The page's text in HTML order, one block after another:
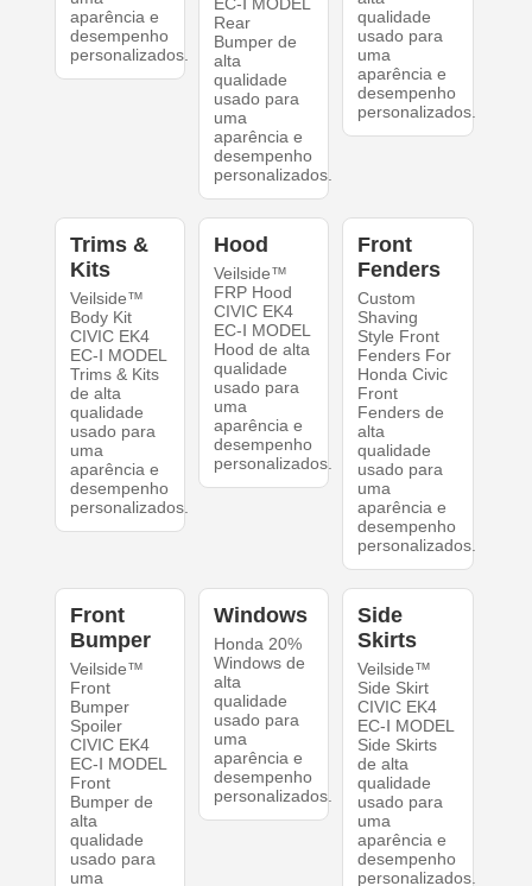
aparência e
desempenho
personalizados.
Rear
Bumper de
alta
qualidade
usado para
uma
aparência e
desempenho
personalizados.
qualidade
usado para
uma
aparência e
desempenho
personalizados.
Trims &
Kits
Veilside™
Body Kit
CIVIC EK4
EC-Ⅰ MODEL
Trims & Kits
de alta
qualidade
usado para
uma
aparência e
desempenho
personalizados.
Hood
Veilside™
FRP Hood
CIVIC EK4
EC-Ⅰ MODEL
Hood de alta
qualidade
usado para
uma
aparência e
desempenho
personalizados.
Front
Fenders
Custom
Shaving
Style Front
Fenders For
Honda Civic
Front
Fenders de
alta
qualidade
usado para
uma
aparência e
desempenho
personalizados.
Front
Bumper
Veilside™
Front
Bumper
Spoiler
CIVIC EK4
EC-Ⅰ MODEL
Front
Bumper de
alta
qualidade
usado para
uma
Windows
Honda 20%
Windows de
alta
qualidade
usado para
uma
aparência e
desempenho
personalizados.
Side
Skirts
Veilside™
Side Skirt
CIVIC EK4
EC-Ⅰ MODEL
Side Skirts
de alta
qualidade
usado para
uma
aparência e
desempenho
personalizados.